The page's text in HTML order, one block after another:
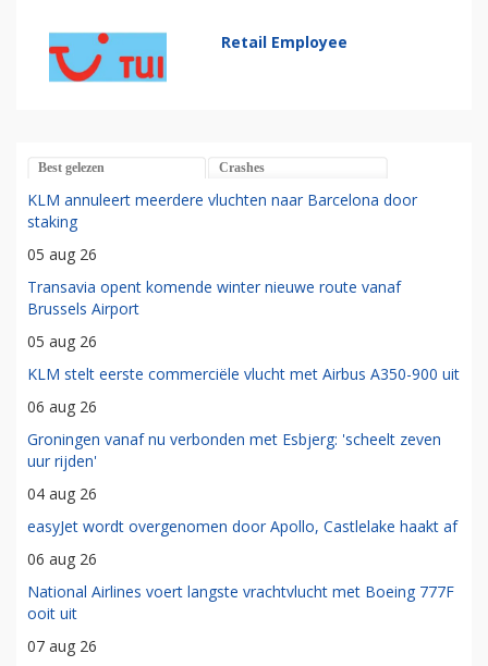
Retail Employee
Best gelezen Crashes
KLM annuleert meerdere vluchten naar Barcelona door
staking
05 aug 26
Transavia opent komende winter nieuwe route vanaf
Brussels Airport
05 aug 26
KLM stelt eerste commerciële vlucht met Airbus A350-900 uit
06 aug 26
Groningen vanaf nu verbonden met Esbjerg: 'scheelt zeven
uur rijden'
04 aug 26
easyJet wordt overgenomen door Apollo, Castlelake haakt af
06 aug 26
National Airlines voert langste vrachtvlucht met Boeing 777F
ooit uit
07 aug 26